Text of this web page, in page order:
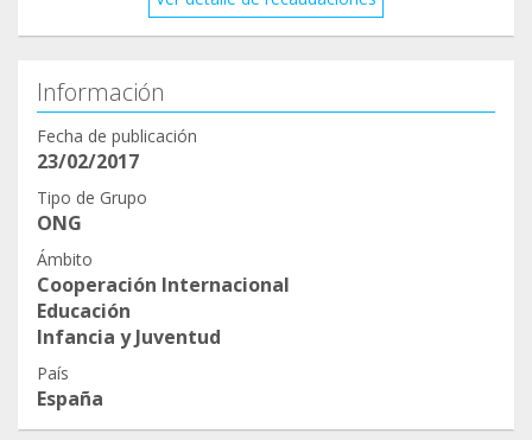
Información
Fecha de publicación
23/02/2017
Tipo de Grupo
ONG
Ámbito
Cooperación Internacional
Educación
Infancia y Juventud
País
España